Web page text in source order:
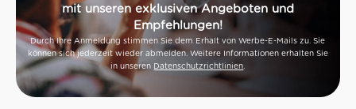
mit unseren exklusiven Angeboten und
Empfehlungen!
Durch Ihre Anmeldung stimmen Sie dem Erhalt von Werbe-E-Mails zu. Sie
können sich jederzeit wieder abmelden. Weitere Informationen erhalten Sie
in unseren Datenschutzrichtlinien